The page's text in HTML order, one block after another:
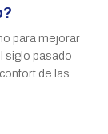
para mejorar
siglo pasado
de las
fueron